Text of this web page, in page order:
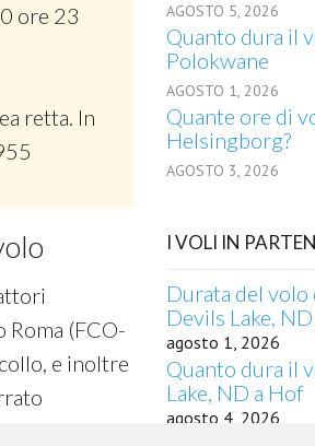
ore 23
retta. In
Roma (FCO-
e inoltre
AGOSTO 5, 2026
Quanto dura il
Polokwane
AGOSTO 1, 2026
Quante ore di
Helsingborg?
AGOSTO 3, 2026
I VOLI IN
Durata del
Devils Lake,
agosto 1, 2026
Quanto dura il
Lake, ND a Hof
agosto 4, 2026